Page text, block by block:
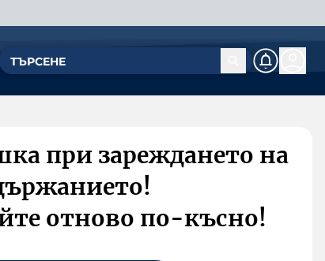
при зареждането на
отново по-късно!